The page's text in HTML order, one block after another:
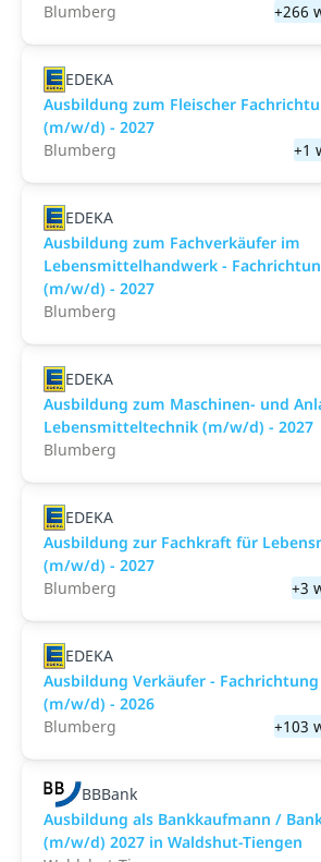
Blumberg
+266
EDEKA
Ausbildung zum Fleischer
(m/w/d) - 2027
Blumberg
+1
EDEKA
Ausbildung zum Fachverkäufer im
Lebensmittelhandwerk -
(m/w/d) - 2027
Blumberg
EDEKA
Ausbildung zum Maschinen- und
Lebensmitteltechnik (m/w/d) - 2027
Blumberg
EDEKA
Ausbildung zur Fachkraft für
(m/w/d) - 2027
Blumberg
+3
EDEKA
Ausbildung Verkäufer - Fachrichtung
(m/w/d) - 2026
Blumberg
+103
BBBank
Ausbildung als Bankkaufmann /
(m/w/d) 2027 in Waldshut-Tiengen